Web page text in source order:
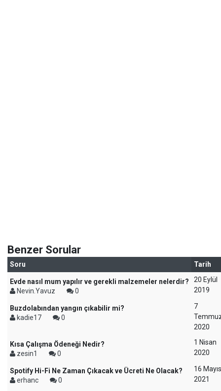
Benzer Sorular
Soru Tarih
Evde nasıl mum yapılır ve gerekli malzemeler nelerdir?
Nevin.Yavuz
0
20 Eylül
2019
Buzdolabından yangın çıkabilir mi?
kadie17
0
7
2020
Kısa Çalışma Ödeneği Nedir?
zesin1
0
1 Nisan
2020
Spotify Hi-Fi Ne Zaman Çıkacak ve Ücreti Ne Olacak?
erhanc
0
16 Mayıs
2021